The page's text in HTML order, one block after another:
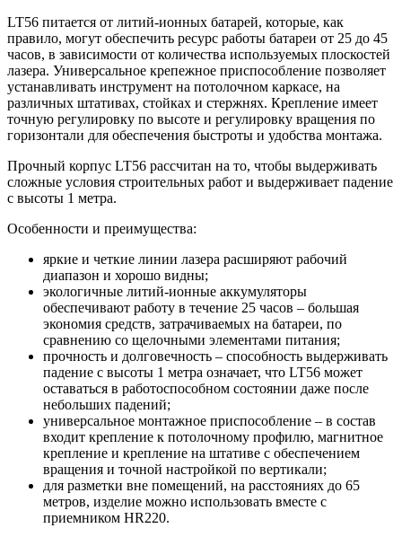
LT56 питается от литий-ионных батарей, которые, как
правило, могут обеспечить ресурс работы батареи от 25 до 45
часов, в зависимости от количества используемых плоскостей
лазера. Универсальное крепежное приспособление позволяет
устанавливать инструмент на потолочном каркасе, на
различных штативах, стойках и стержнях. Крепление имеет
точную регулировку по высоте и регулировку вращения по
горизонтали для обеспечения быстроты и удобства монтажа.
Прочный корпус LT56 рассчитан на то, чтобы выдерживать
сложные условия строительных работ и выдерживает падение
с высоты 1 метра.
Особенности и преимущества:
яркие и четкие линии лазера расширяют рабочий
диапазон и хорошо видны;
экологичные литий-ионные аккумуляторы
обеспечивают работу в течение 25 часов – большая
экономия средств, затрачиваемых на батареи, по
сравнению со щелочными элементами питания;
прочность и долговечность – способность выдерживать
падение с высоты 1 метра означает, что LT56 может
оставаться в работоспособном состоянии даже после
небольших падений;
универсальное монтажное приспособление – в состав
входит крепление к потолочному профилю, магнитное
крепление и крепление на штативе с обеспечением
вращения и точной настройкой по вертикали;
для разметки вне помещений, на расстояниях до 65
метров, изделие можно использовать вместе с
приемником HR220.